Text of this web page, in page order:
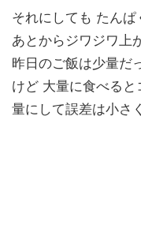
それにしても たんぱ
あとからジワジワ上
昨日のご飯は少量だ
けど 大量に食べる
量にして誤差は小さ